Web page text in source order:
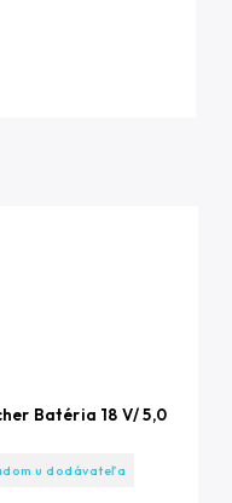
Batéria 18 V/ 5,0
u dodávateľa